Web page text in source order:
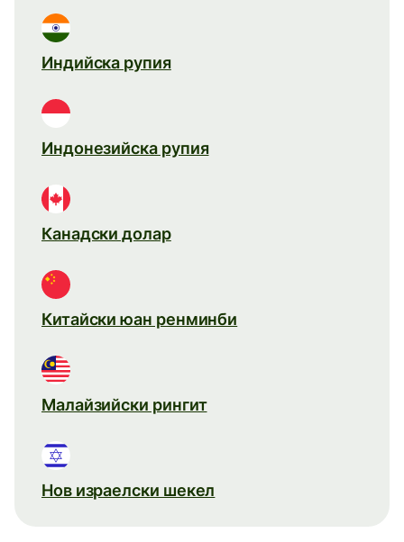
Индийска рупия
Индонезийска рупия
Канадски долар
Китайски юан ренминби
Малайзийски рингит
Нов израелски шекел